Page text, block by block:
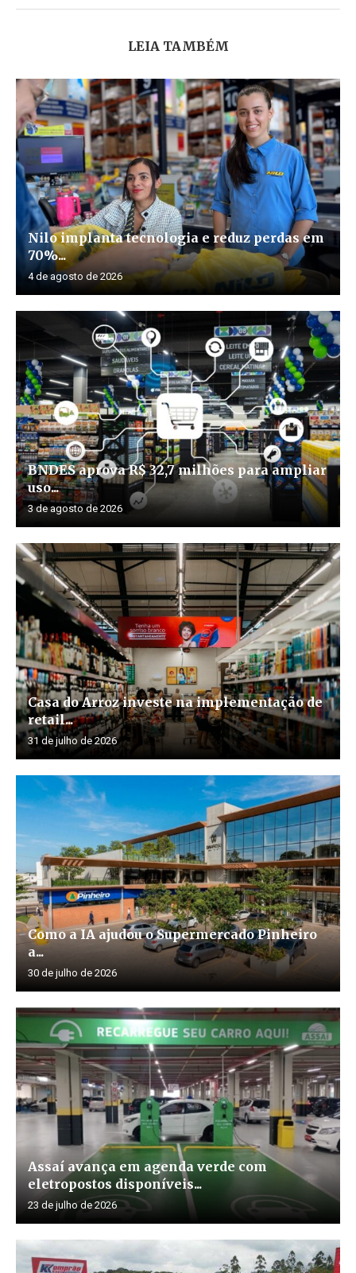
LEIA TAMBÉM
Nilo implanta tecnologia e reduz perdas em
70%...
4 de agosto de 2026
BNDES aprova R$ 32,7 milhões para ampliar
uso...
3 de agosto de 2026
Casa do Arroz investe na implementação de
retail...
31 de julho de 2026
Como a IA ajudou o Supermercado Pinheiro
a...
30 de julho de 2026
Assaí avança em agenda verde com
eletropostos disponíveis...
23 de julho de 2026